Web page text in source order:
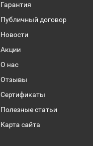
Гарантия
Публичный договор
Новости
Акции
О нас
Отзывы
Сертификаты
Полезные статьи
Карта сайта